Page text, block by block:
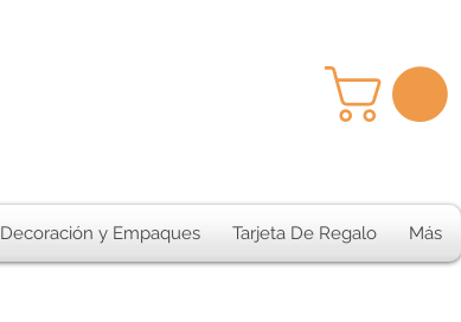
Decoración y Empaques Tarjeta De Regalo Más